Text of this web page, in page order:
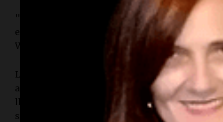
"El gobierno nos está asegurando que están
estos niños sean rescatados, pero hasta ahora
Wabba.
La situación ha llevado a Amnistía Internacional
afirmando que "nunca cumplen las promesas
llevar a los responsables ante la justicia",
sin acceso a la justicia.